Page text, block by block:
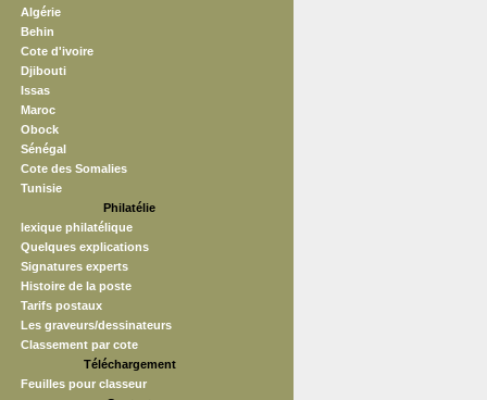
Algérie
Behin
Cote d'ivoire
Djibouti
Issas
Maroc
Obock
Sénégal
Cote des Somalies
Tunisie
Philatélie
lexique philatélique
Quelques explications
Signatures experts
Histoire de la poste
Tarifs postaux
Les graveurs/dessinateurs
Classement par cote
Téléchargement
Feuilles pour classeur